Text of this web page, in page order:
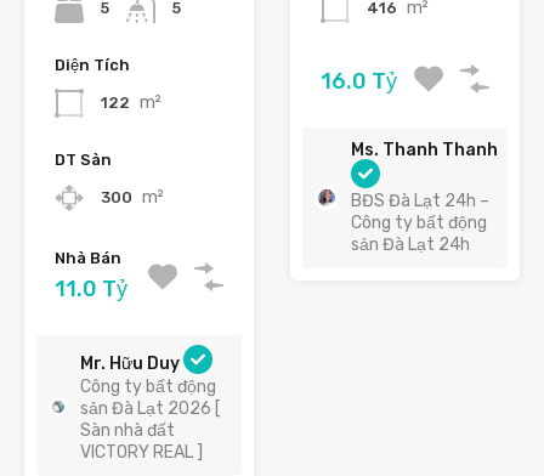
5 5
Diện Tích
122 m²
DT Sàn
300 m²
Nhà Bán
11.0 Tỷ
Mr. Hữu Duy
Công ty bất động
sản Đà Lạt 2026 [
Sàn nhà đất
VICTORY REAL ]
416 m²
16.0 Tỷ
Ms. Thanh Thanh
BĐS Đà Lạt 24h –
Công ty bất động
sản Đà Lạt 24h